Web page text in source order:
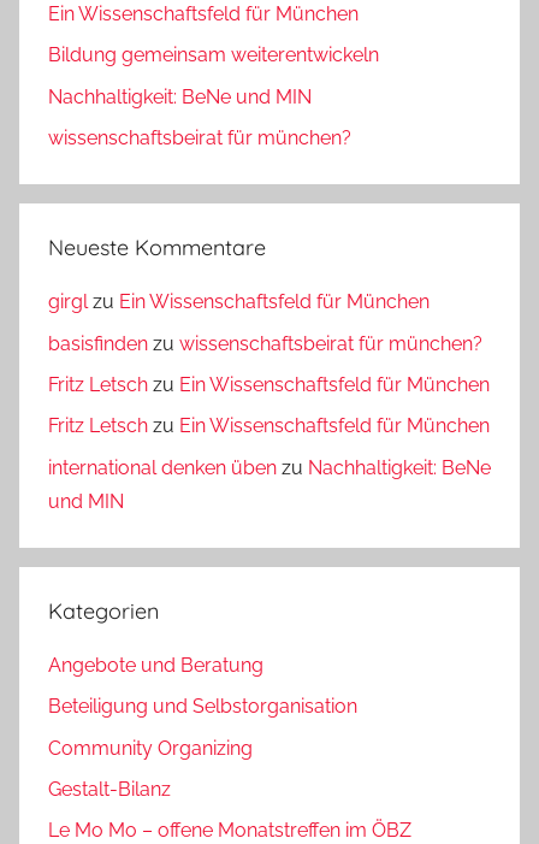
Ein Wissenschaftsfeld für München
Bildung gemeinsam weiterentwickeln
Nachhaltigkeit: BeNe und MIN
wissenschaftsbeirat für münchen?
Neueste Kommentare
girglzu Ein Wissenschaftsfeld für München
basisfinden zu wissenschaftsbeirat für münchen?
Fritz Letsch zu Ein Wissenschaftsfeld für München
Fritz Letsch zu Ein Wissenschaftsfeld für München
international denken üben zu Nachhaltigkeit: BeNe
und MIN
Kategorien
Angebote und Beratung
Beteiligung und Selbstorganisation
Community Organizing
Gestalt-Bilanz
Le Mo Mo – offene Monatstreffen im ÖBZ